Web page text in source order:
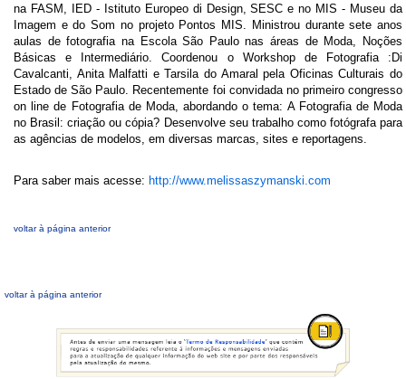
na FASM, IED - Istituto Europeo di Design, SESC e no MIS - Museu da
Imagem e do Som no projeto Pontos MIS. Ministrou durante sete anos
aulas de fotografia na Escola São Paulo nas áreas de Moda, Noções
Básicas e Intermediário. Coordenou o Workshop de Fotografia :Di
Cavalcanti, Anita Malfatti e Tarsila do Amaral pela Oficinas Culturais do
Estado de São Paulo. Recentemente foi convidada no primeiro congresso
on line de Fotografia de Moda, abordando o tema: A Fotografia de Moda
no Brasil: criação ou cópia? Desenvolve seu trabalho como fotógrafa para
as agências de modelos, em diversas marcas, sites e reportagens.
Para saber mais acesse: http://www.melissaszymanski.com
voltar à página anterior
voltar à página anterior